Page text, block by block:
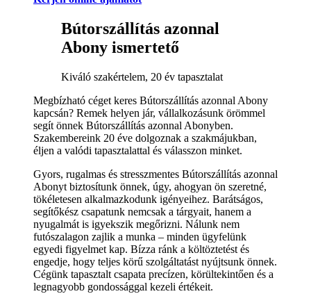
Bútorszállítás azonnal
Abony ismertető
Kiváló szakértelem, 20 év tapasztalat
Megbízható céget keres Bútorszállítás azonnal Abony
kapcsán? Remek helyen jár, vállalkozásunk örömmel
segít önnek Bútorszállítás azonnal Abonyben.
Szakembereink 20 éve dolgoznak a szakmájukban,
éljen a valódi tapasztalattal és válasszon minket.
Gyors, rugalmas és stresszmentes Bútorszállítás azonnal
Abonyt biztosítunk önnek, úgy, ahogyan ön szeretné,
tökéletesen alkalmazkodunk igényeihez. Barátságos,
segítőkész csapatunk nemcsak a tárgyait, hanem a
nyugalmát is igyekszik megőrizni. Nálunk nem
futószalagon zajlik a munka – minden ügyfelünk
egyedi figyelmet kap. Bízza ránk a költöztetést és
engedje, hogy teljes körű szolgáltatást nyújtsunk önnek.
Cégünk tapasztalt csapata precízen, körültekintően és a
legnagyobb gondossággal kezeli értékeit.